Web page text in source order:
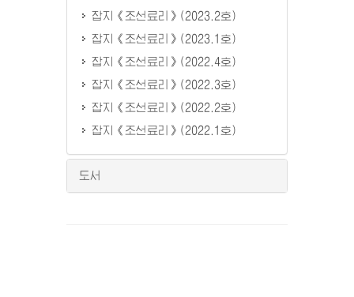
잡지《조선료리》(2023.2호)
잡지《조선료리》(2023.1호)
잡지《조선료리》(2022.4호)
잡지《조선료리》(2022.3호)
잡지《조선료리》(2022.2호)
잡지《조선료리》(2022.1호)
도서